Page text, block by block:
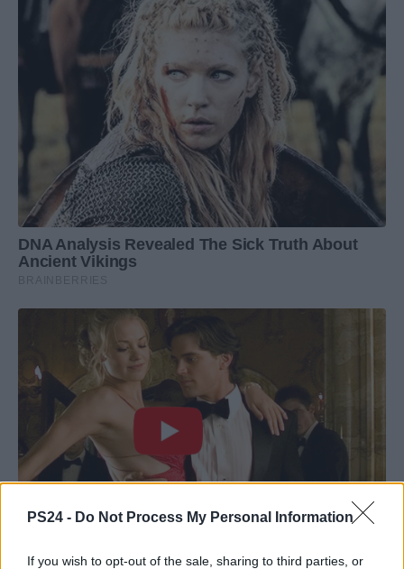
PS24 - Do Not Process My Personal Information
If you wish to opt-out of the sale, sharing to third parties, or